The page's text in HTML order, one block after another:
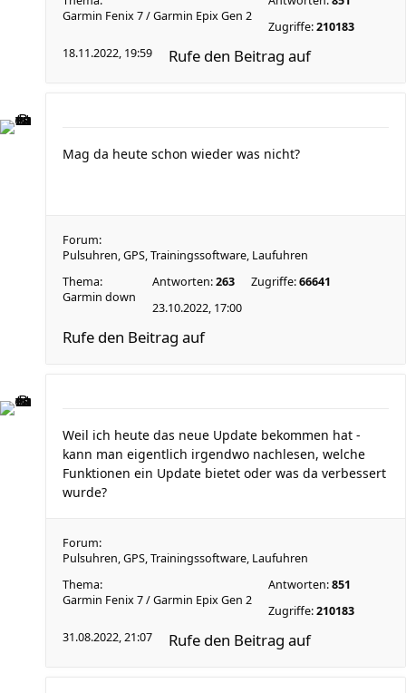
Garmin Fenix 7 / Garmin Epix Gen 2
Zugriffe:210183
18.11.2022, 19:59
Rufe den Beitrag auf
Mag da heute schon wieder was nicht?
Forum:
Pulsuhren, GPS, Trainingssoftware, Laufuhren
Thema:
Garmin down
Antworten:263 Zugriffe:66641
23.10.2022, 17:00
Rufe den Beitrag auf
Weil ich heute das neue Update bekommen hat -
kann man eigentlich irgendwo nachlesen, welche
Funktionen ein Update bietet oder was da verbessert
wurde?
Forum:
Pulsuhren, GPS, Trainingssoftware, Laufuhren
Thema:
Garmin Fenix 7 / Garmin Epix Gen 2
Antworten:851
Zugriffe:210183
31.08.2022, 21:07
Rufe den Beitrag auf